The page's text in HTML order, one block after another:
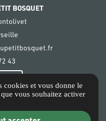
BOSQUET
43
cookies et vous donne le
vous souhaitez activer